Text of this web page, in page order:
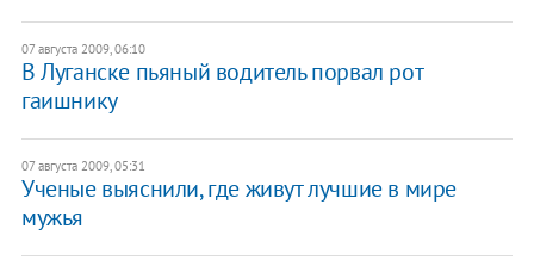
07 августа 2009, 06:10
В Луганске пьяный водитель порвал рот
гаишнику
07 августа 2009, 05:31
Ученые выяснили, где живут лучшие в мире
мужья